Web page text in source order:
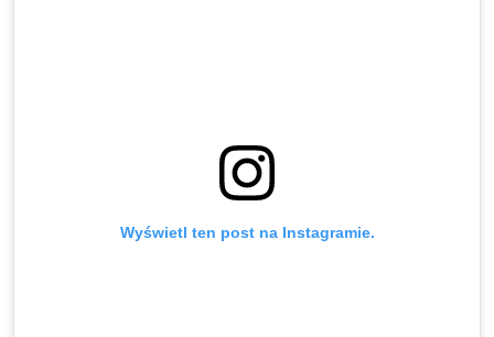
Wyświetl ten post na Instagramie.